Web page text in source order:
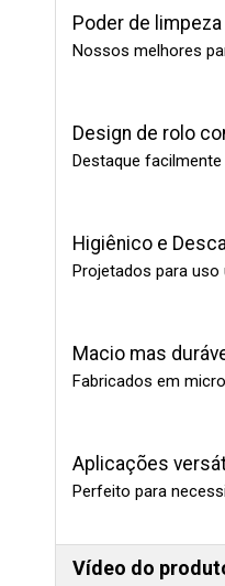
Poder de
Nossos melhores
Design de rolo
Destaque
Higiênico e
Projetados para
Macio mas
Fabricados em
Aplicações
Perfeito para
Vídeo do